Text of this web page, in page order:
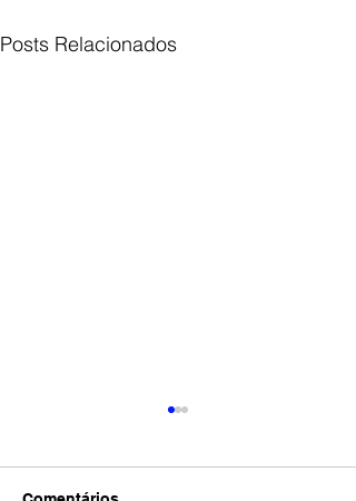
Posts Relacionados